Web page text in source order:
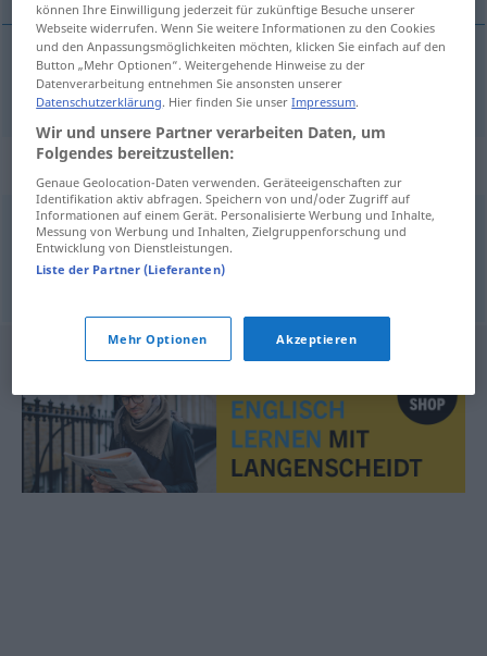
reimlos rimelessrhymeless
Synonyme für "rimeless"
unrhymed,rhymeless
können Ihre Einwilligung jederzeit für zukünftige Besuche unserer
Webseite widerrufen. Wenn Sie weitere Informationen zu den Cookies
und den Anpassungsmöglichkeiten möchten, klicken Sie einfach auf den
Button „Mehr Optionen“. Weitergehende Hinweise zu der
Datenverarbeitung entnehmen Sie ansonsten unserer
Datenschutzerklärung. Hier finden Sie unserImpressum.
Wir und unsere Partner verarbeiten Daten, um
Folgendes bereitzustellen:
Genaue Geolocation-Daten verwenden. Geräteeigenschaften zur
Identifikation aktiv abfragen. Speichern von und/oder Zugriff auf
Informationen auf einem Gerät. Personalisierte Werbung und Inhalte,
Messung von Werbung und Inhalten, Zielgruppenforschung und
Entwicklung von Dienstleistungen.
Liste der Partner (Lieferanten)
Mehr Optionen Akzeptieren